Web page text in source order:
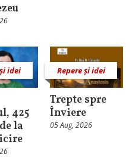
idei
425
la
Repere și idei
Trepte spre
Înviere
05 Aug, 2026